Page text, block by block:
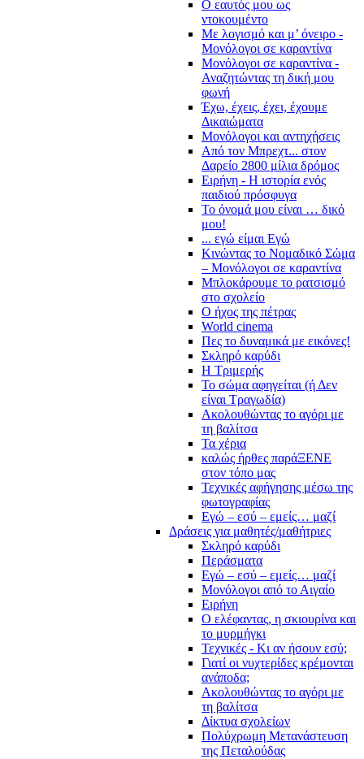
Ο εαυτός μου ως
ντοκουμέντο
Με λογισμό και μ’ όνειρο -
Μονόλογοι σε καραντίνα
Μονόλογοι σε καραντίνα -
Αναζητώντας τη δική μου
φωνή
Έχω, έχεις, έχει, έχουμε
Δικαιώματα
Μονόλογοι και αντηχήσεις
Από τον Μπρεχτ... στον
Δαρείο 2800 μίλια δρόμος
Ειρήνη - Η ιστορία ενός
παιδιού πρόσφυγα
Το όνομά μου είναι … δικό
μου!
... εγώ είμαι Εγώ
Κινώντας το Νομαδικό Σώμα
– Μονόλογοι σε καραντίνα
Μπλοκάρουμε το ρατσισμό
στο σχολείο
Ο ήχος της πέτρας
World cinema
Πες το δυναμικά με εικόνες!
Σκληρό καρύδι
Η Τριμερής
Το σώμα αφηγείται (ή Δεν
είναι Τραγωδία)
Ακολουθώντας το αγόρι με
τη βαλίτσα
Τα χέρια
καλώς ήρθες παράΞΕΝΕ
στον τόπο μας
Τεχνικές αφήγησης μέσω της
φωτογραφίας
Εγώ – εσύ – εμείς… μαζί
Δράσεις για μαθητές/μαθήτριες
Σκληρό καρύδι
Περάσματα
Εγώ – εσύ – εμείς… μαζί
Μονόλογοι από το Αιγαίο
Ειρήνη
Ο ελέφαντας, η σκιουρίνα και
το μυρμήγκι
Τεχνικές - Κι αν ήσουν εσύ;
Γιατί οι νυχτερίδες κρέμονται
ανάποδα;
Ακολουθώντας το αγόρι με
τη βαλίτσα
Δίκτυα σχολείων
Πολύχρωμη Μετανάστευση
της Πεταλούδας